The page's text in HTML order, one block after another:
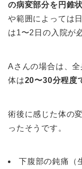
の病変部分を円錐
や範囲によっては
は1〜2日の入院が
Aさんの場合は、
体は20〜30分程度
術後に感じた体の
ったそうです。
下腹部の鈍痛（